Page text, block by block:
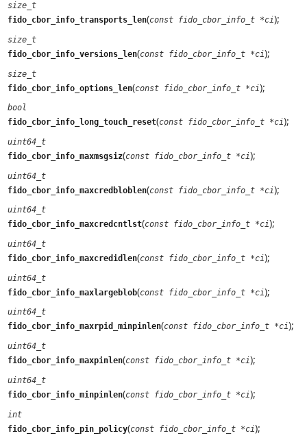
size_t
fido_cbor_info_transports_len(const fido_cbor_info_t *ci);
size_t
fido_cbor_info_versions_len(const fido_cbor_info_t *ci);
size_t
fido_cbor_info_options_len(const fido_cbor_info_t *ci);
bool
fido_cbor_info_long_touch_reset(const fido_cbor_info_t *ci);
uint64_t
fido_cbor_info_maxmsgsiz(const fido_cbor_info_t *ci);
uint64_t
fido_cbor_info_maxcredbloblen(const fido_cbor_info_t *ci);
uint64_t
fido_cbor_info_maxcredcntlst(const fido_cbor_info_t *ci);
uint64_t
fido_cbor_info_maxcredidlen(const fido_cbor_info_t *ci);
uint64_t
fido_cbor_info_maxlargeblob(const fido_cbor_info_t *ci);
uint64_t
fido_cbor_info_maxrpid_minpinlen(const fido_cbor_info_t *ci);
uint64_t
fido_cbor_info_maxpinlen(const fido_cbor_info_t *ci);
uint64_t
fido_cbor_info_minpinlen(const fido_cbor_info_t *ci);
int
fido_cbor_info_pin_policy(const fido_cbor_info_t *ci);